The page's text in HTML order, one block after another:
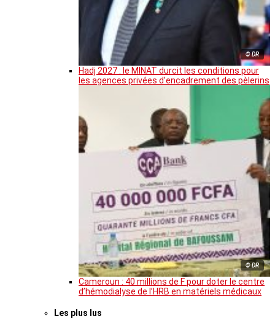
© DR
Hadj 2027 : le MINAT durcit les conditions pour
les agences privées d’encadrement des pèlerins
© DR
Cameroun : 40 millions de F pour doter le centre
d’hémodialyse de l’HRB en matériels médicaux
Les plus lus